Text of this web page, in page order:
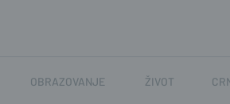
OBRAZOVANJE ŽIVOT